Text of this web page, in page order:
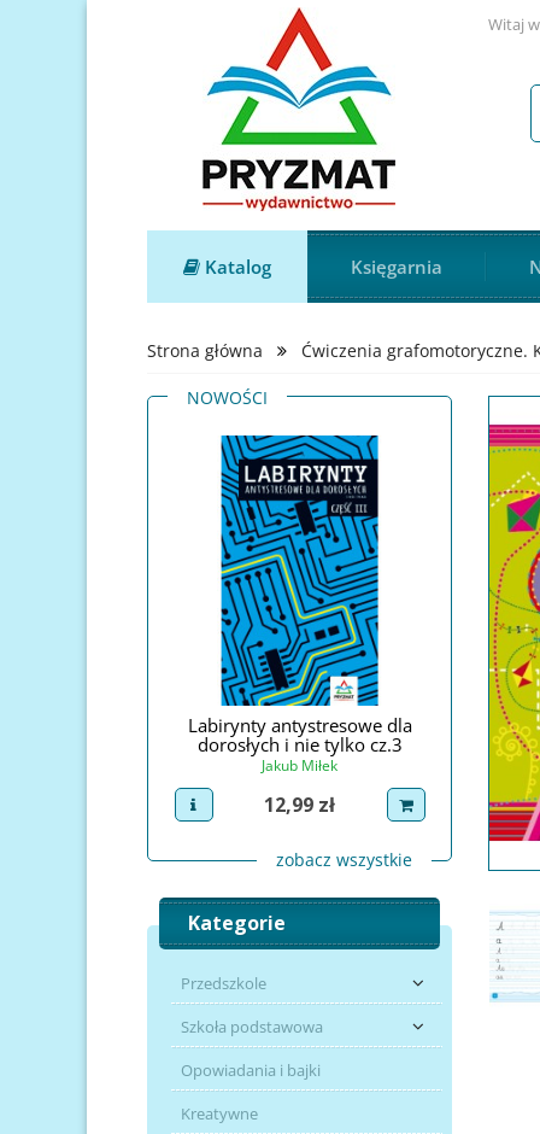
Witaj
Katalog Księgarnia
Strona główna Ćwiczenia grafomotoryczne.
NOWOŚCI
dodaj do koszyka
Labirynty antystresowe dla
dorosłych i nie tylko cz.3
Jakub Miłek
view productCena
12,99 zł dodaj do koszyka
Zadania
Jadwiga
view
zobacz wszystkie
Kategorie
Przedszkole
Szkoła podstawowa
Opowiadania i bajki
Kreatywne